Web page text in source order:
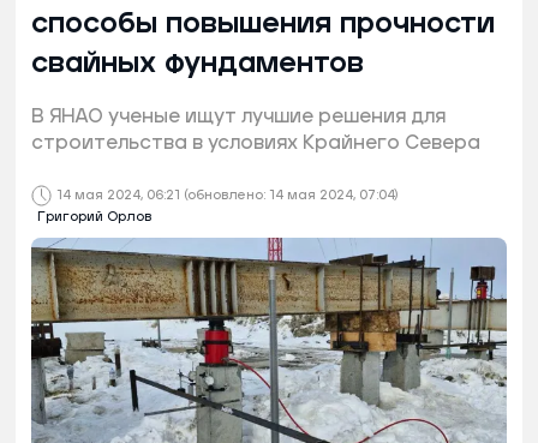
14 мая 2024, 06:21 (обновлено: 14 мая 2024, 07:04)
Григорий Орлов
способы повышения прочности
свайных фундаментов
В ЯНАО ученые ищут лучшие решения для
строительства в условиях Крайнего Севера